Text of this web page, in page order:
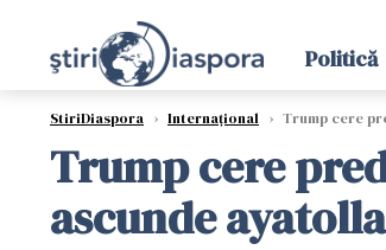
Politică
StiriDiaspora › Internațional › Trump cere
Trump cere
ascunde